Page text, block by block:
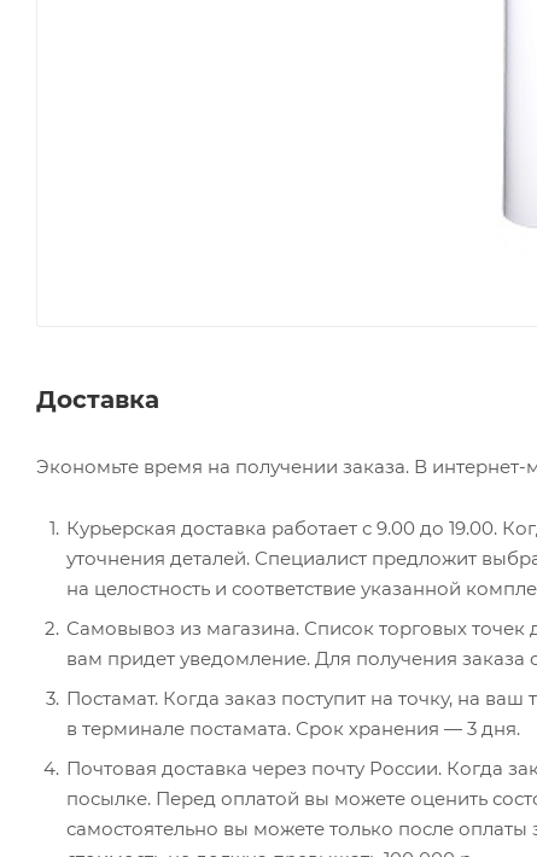
Доставка
Экономьте время на получении заказа. В интернет-
Курьерская доставка работает с 9.00 до 19.00.
уточнения деталей. Специалист предложит
на целостность и соответствие указанной
Самовывоз из магазина. Список торговых точек
вам придет уведомление. Для получения заказа
Постамат. Когда заказ поступит на точку, на
в терминале постамата. Срок хранения — 3 дня.
Почтовая доставка через почту России. Когда
посылке. Перед оплатой вы можете оценить
самостоятельно вы можете только после